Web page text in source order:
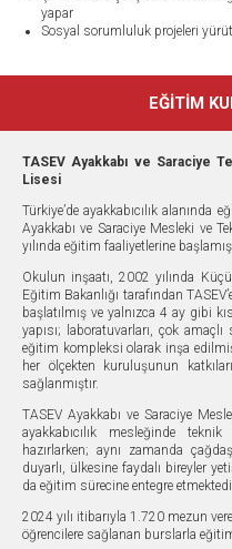
yapar
Sosyal sorumluluk projeleri
EĞİTİM
TASEV Ayakkabı ve Saraciye
Lisesi
Türkiye’de ayakkabıcılık
Ayakkabı ve Saraciye Mesleki ve
yılında eğitim faaliyetlerine
Okulun inşaatı, 2002 yılında
Eğitim Bakanlığı tarafından
başlatılmış ve yalnızca 4 ay gibi
yapısı; laboratuvarları, çok
eğitim kompleksi olarak inşa
her ölçekten kuruluşunun
sağlanmıştır.
TASEV Ayakkabı ve Saraciye
ayakkabıcılık mesleğinde
hazırlarken; aynı zamanda
duyarlı, ülkesine faydalı bireyler
da eğitim sürecine entegre
2024 yılı itibarıyla 1.720 mezun
öğrencilere sağlanan burslarla